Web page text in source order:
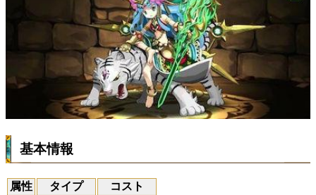
基本情報
属性 タイプ
コスト